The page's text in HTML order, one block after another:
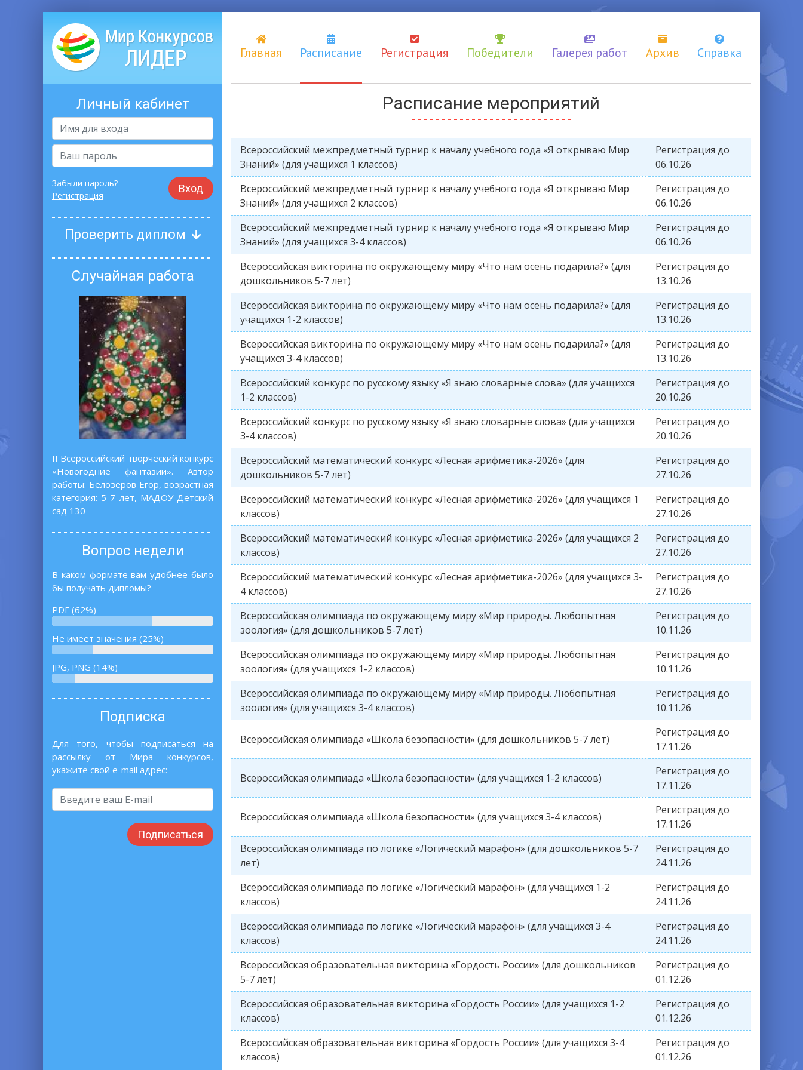
Главная Расписание Регистрация Победители Галерея работ Архив Справка
Личный кабинет
Вход
Забыли пароль?
Регистрация
Проверить диплом
Случайная работа
II Всероссийский творческий конкурс
«Новогодние фантазии». Автор
работы: Белозеров Егор, возрастная
категория: 5-7 лет, МАДОУ Детский
сад 130
Вопрос недели
В каком формате вам удобнее было
бы получать дипломы?
PDF (62%)
Не имеет значения (25%)
JPG, PNG (14%)
Подписка
Для того, чтобы подписаться на
рассылку от Мира конкурсов,
укажите свой e-mail адрес:
Подписаться
Расписание мероприятий
Всероссийский межпредметный турнир к началу учебного года «Я открываю Мир
Знаний» (для учащихся 1 классов)
Регистрация до
06.10.26
Всероссийский межпредметный турнир к началу учебного года «Я открываю Мир
Знаний» (для учащихся 2 классов)
Регистрация до
06.10.26
Всероссийский межпредметный турнир к началу учебного года «Я открываю Мир
Знаний» (для учащихся 3-4 классов)
Регистрация до
06.10.26
Всероссийская викторина по окружающему миру «Что нам осень подарила?» (для
дошкольников 5-7 лет)
Регистрация до
13.10.26
Всероссийская викторина по окружающему миру «Что нам осень подарила?» (для
учащихся 1-2 классов)
Регистрация до
13.10.26
Всероссийская викторина по окружающему миру «Что нам осень подарила?» (для
учащихся 3-4 классов)
Регистрация до
13.10.26
Всероссийский конкурс по русскому языку «Я знаю словарные слова» (для учащихся
1-2 классов)
Регистрация до
20.10.26
Всероссийский конкурс по русскому языку «Я знаю словарные слова» (для учащихся
3-4 классов)
Регистрация до
20.10.26
Всероссийский математический конкурс «Лесная арифметика-2026» (для
дошкольников 5-7 лет)
Регистрация до
27.10.26
Всероссийский математический конкурс «Лесная арифметика-2026» (для учащихся 1
классов)
Регистрация до
27.10.26
Всероссийский математический конкурс «Лесная арифметика-2026» (для учащихся 2
классов)
Регистрация до
27.10.26
Всероссийский математический конкурс «Лесная арифметика-2026» (для учащихся 3-
4 классов)
Регистрация до
27.10.26
Всероссийская олимпиада по окружающему миру «Мир природы. Любопытная
зоология» (для дошкольников 5-7 лет)
Регистрация до
10.11.26
Всероссийская олимпиада по окружающему миру «Мир природы. Любопытная
зоология» (для учащихся 1-2 классов)
Регистрация до
10.11.26
Всероссийская олимпиада по окружающему миру «Мир природы. Любопытная
зоология» (для учащихся 3-4 классов)
Регистрация до
10.11.26
Всероссийская олимпиада «Школа безопасности» (для дошкольников 5-7 лет)
Регистрация до
17.11.26
Всероссийская олимпиада «Школа безопасности» (для учащихся 1-2 классов)
Регистрация до
17.11.26
Всероссийская олимпиада «Школа безопасности» (для учащихся 3-4 классов)
Регистрация до
17.11.26
Всероссийская олимпиада по логике «Логический марафон» (для дошкольников 5-7
лет)
Регистрация до
24.11.26
Всероссийская олимпиада по логике «Логический марафон» (для учащихся 1-2
классов)
Регистрация до
24.11.26
Всероссийская олимпиада по логике «Логический марафон» (для учащихся 3-4
классов)
Регистрация до
24.11.26
Всероссийская образовательная викторина «Гордость России» (для дошкольников
5-7 лет)
Регистрация до
01.12.26
Всероссийская образовательная викторина «Гордость России» (для учащихся 1-2
классов)
Регистрация до
01.12.26
Всероссийская образовательная викторина «Гордость России» (для учащихся 3-4
классов)
Регистрация до
01.12.26